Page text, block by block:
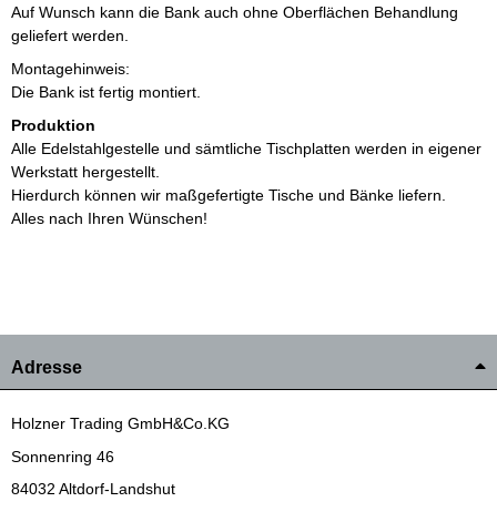
Auf Wunsch kann die Bank auch ohne Oberflächen Behandlung
geliefert werden.
Montagehinweis:
Die Bank ist fertig montiert.
Produktion
Alle Edelstahlgestelle und sämtliche Tischplatten werden in eigener
Werkstatt hergestellt.
Hierdurch können wir maßgefertigte Tische und Bänke liefern.
Alles nach Ihren Wünschen!
Adresse
Holzner Trading GmbH&Co.KG
Sonnenring 46
84032 Altdorf-Landshut